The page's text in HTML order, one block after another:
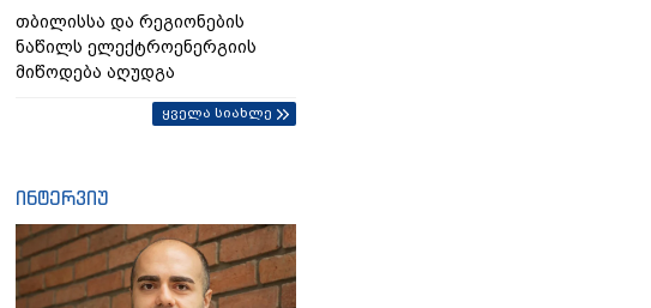
თბილისსა და რეგიონების
ნაწილს ელექტროენერგიის
მიწოდება აღუდგა
ყველა სიახლე
ინტერვიუ